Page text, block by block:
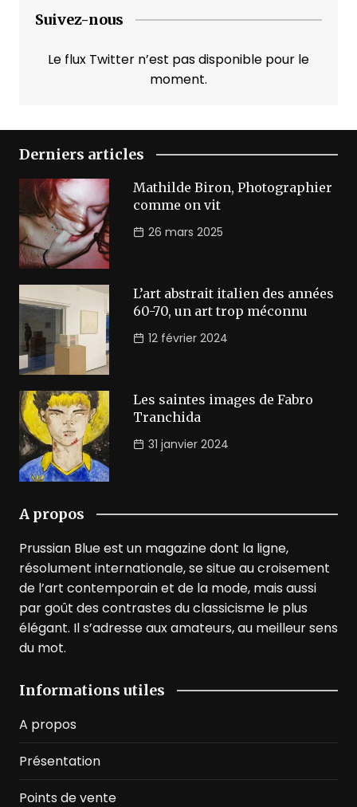
Suivez-nous
Le flux Twitter n’est pas disponible pour le
moment.
Derniers articles
Mathilde Biron, Photographier
comme on vit
26 mars 2025
L’art abstrait italien des années
60-70, un art trop méconnu
12 février 2024
Les saintes images de Fabro
Tranchida
31 janvier 2024
A propos
Prussian Blue est un magazine dont la ligne,
résolument internationale, se situe au croisement
de l’art contemporain et de la mode, mais aussi
par goût des contrastes du classicisme le plus
élégant. Il s’adresse aux amateurs, au meilleur sens
du mot.
Informations utiles
A propos
Présentation
Points de vente